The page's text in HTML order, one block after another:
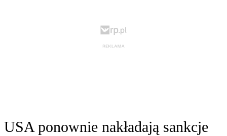
USA ponownie nakładają sankcje